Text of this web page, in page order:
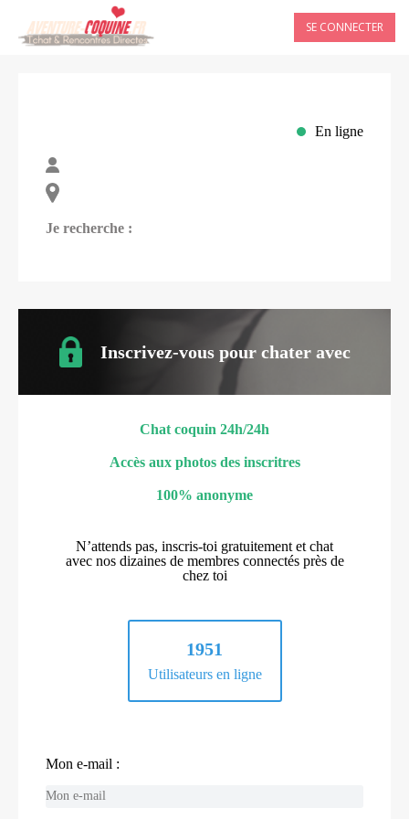
SE CONNECTER
En ligne
Je recherche :
Inscrivez-vous pour chater avec
Chat coquin 24h/24h
Accès aux photos des inscritres
100% anonyme
N’attends pas, inscris-toi gratuitement et chat
avec nos dizaines de membres connectés près de
chez toi
1951
Utilisateurs en ligne
Mon e-mail :